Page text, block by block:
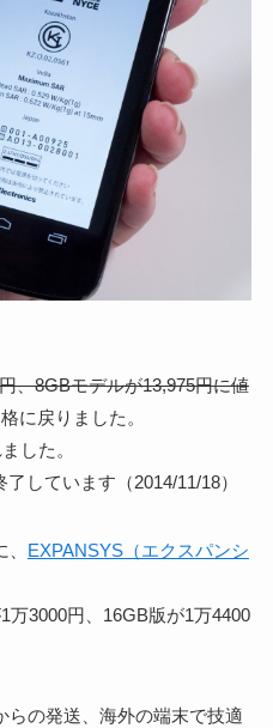
、8GBモデルが13,975円に値
に戻りました。
した。
しています（2014/11/18）
EXPANSYS（エクスパンシ
万3000円、16GB版が1万4400
らの発送、海外の端末で技適